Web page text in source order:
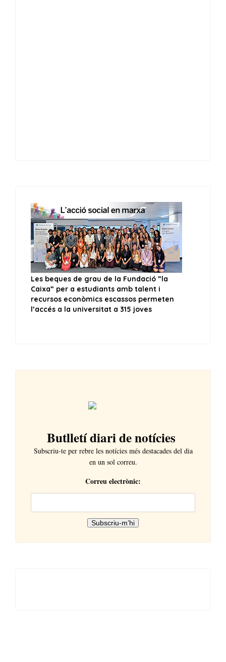
Butlletí diari de notícies
Subscriu-te per rebre les notícies més destacades del dia
en un sol correu.
Correu electrònic: